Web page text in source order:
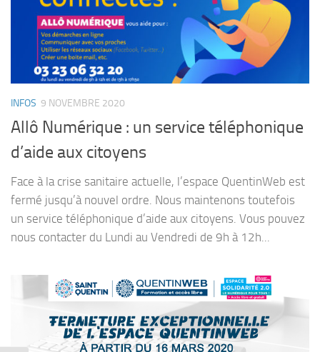
INFOS 9 NOVEMBRE 2020
Allô Numérique : un service téléphonique
d’aide aux citoyens
Face à la crise sanitaire actuelle, l’espace QuentinWeb est
fermé jusqu’à nouvel ordre. Nous maintenons toutefois
un service téléphonique d’aide aux citoyens. Vous pouvez
nous contacter du Lundi au Vendredi de 9h à 12h...